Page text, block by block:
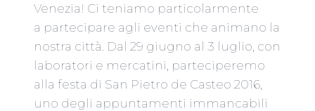
Venezia! Ci teniamo particolarmente
a partecipare agli eventi che animano la
nostra città. Dal 29 giugno al 3 luglio, con
laboratori e mercatini, parteciperemo
alla festa di San Pietro de Casteo 2016,
uno degli appuntamenti immancabili